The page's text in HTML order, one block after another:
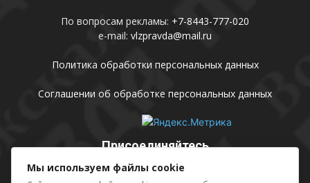
По вопросам рекламы: +7-8443-777-020
e-mail: vlzpravda@mail.ru
Политика обработки персональных данных
Соглашении об обработке персональных данных
Присоединяйтесь
Мы используем файлы cookie